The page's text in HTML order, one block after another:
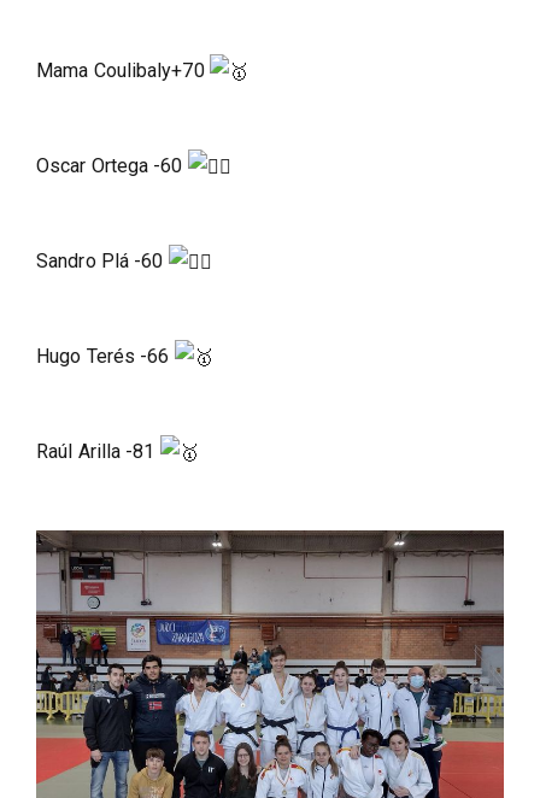
Mama Coulibaly+70
Oscar Ortega -60
Sandro Plá -60
Hugo Terés -66
Raúl Arilla -81